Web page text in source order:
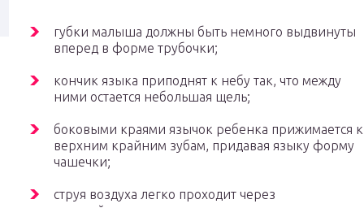
губки малыша должны быть немного выдвинуты
вперед в форме трубочки;
кончик языка приподнят к небу так, что между
ними остается небольшая щель;
боковыми краями язычок ребенка прижимается к
верхним крайним зубам, придавая языку форму
чашечки;
струя воздуха легко проходит через